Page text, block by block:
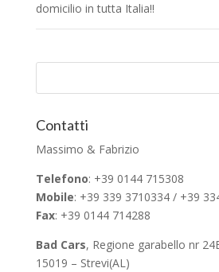
domicilio in tutta Italia!!
Contatti
Massimo & Fabrizio
Telefono: +39 0144 715308
Mobile: +39 339 3710334 / +39
Fax: +39 0144 714288
Bad Cars, Regione garabello nr
15019 – Strevi(AL)